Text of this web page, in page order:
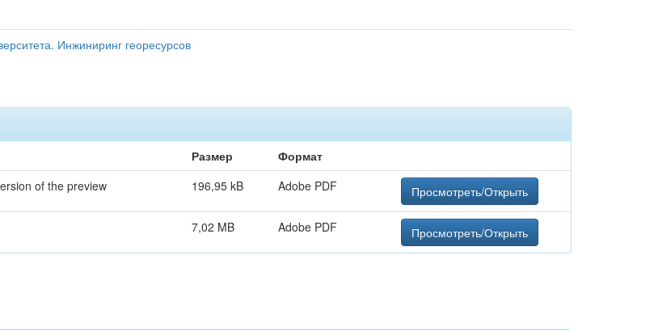
Инжиниринг георесурсов
Размер
Формат
of the preview 196,95 kB Adobe PDF Просмотреть/Открыть
7,02 MB Adobe PDF Просмотреть/Открыть